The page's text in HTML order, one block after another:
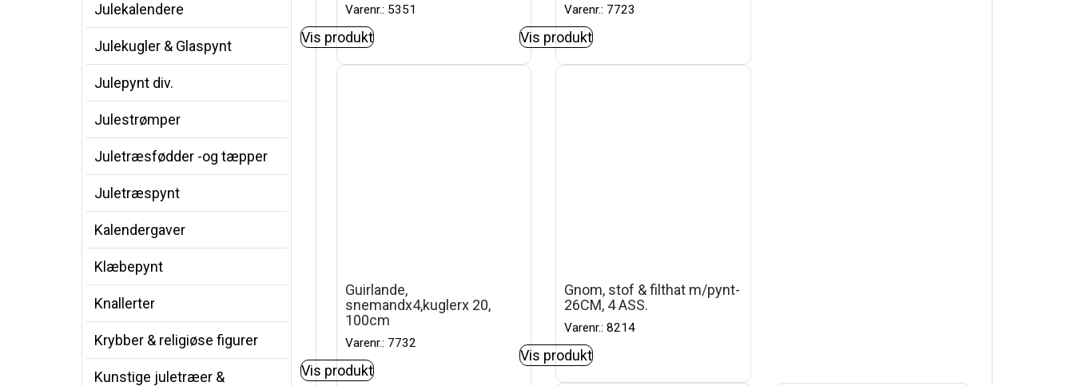
Julekalendere
Julekugler & Glaspynt
Julepynt div.
Julestrømper
Juletræsfødder -og tæpper
Juletræspynt
Kalendergaver
Klæbepynt
Knallerter
Krybber & religiøse figurer
Kunstige juletræer &
Varenr.: 5351
Vis produkt
Varenr.: 7723
Vis produkt
Guirlande,
snemandx4,kuglerx 20,
100cm
Varenr.: 7732
Vis produkt
Gnom, stof & filthat m/pynt-
26CM, 4 ASS.
Varenr.: 8214
Vis produkt